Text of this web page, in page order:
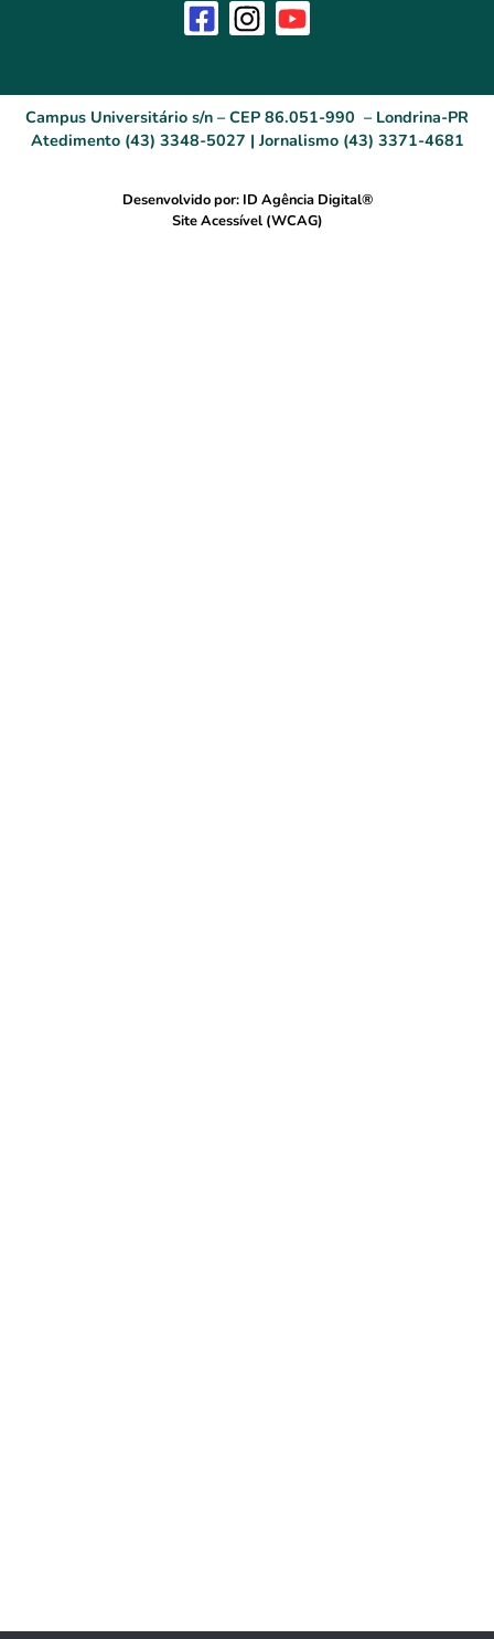
Campus Universitário s/n – CEP 86.051-990 – Londrina-PR
Atedimento (43) 3348-5027 | Jornalismo (43) 3371-4681
Desenvolvido por: ID Agência Digital®
Site Acessível (WCAG)